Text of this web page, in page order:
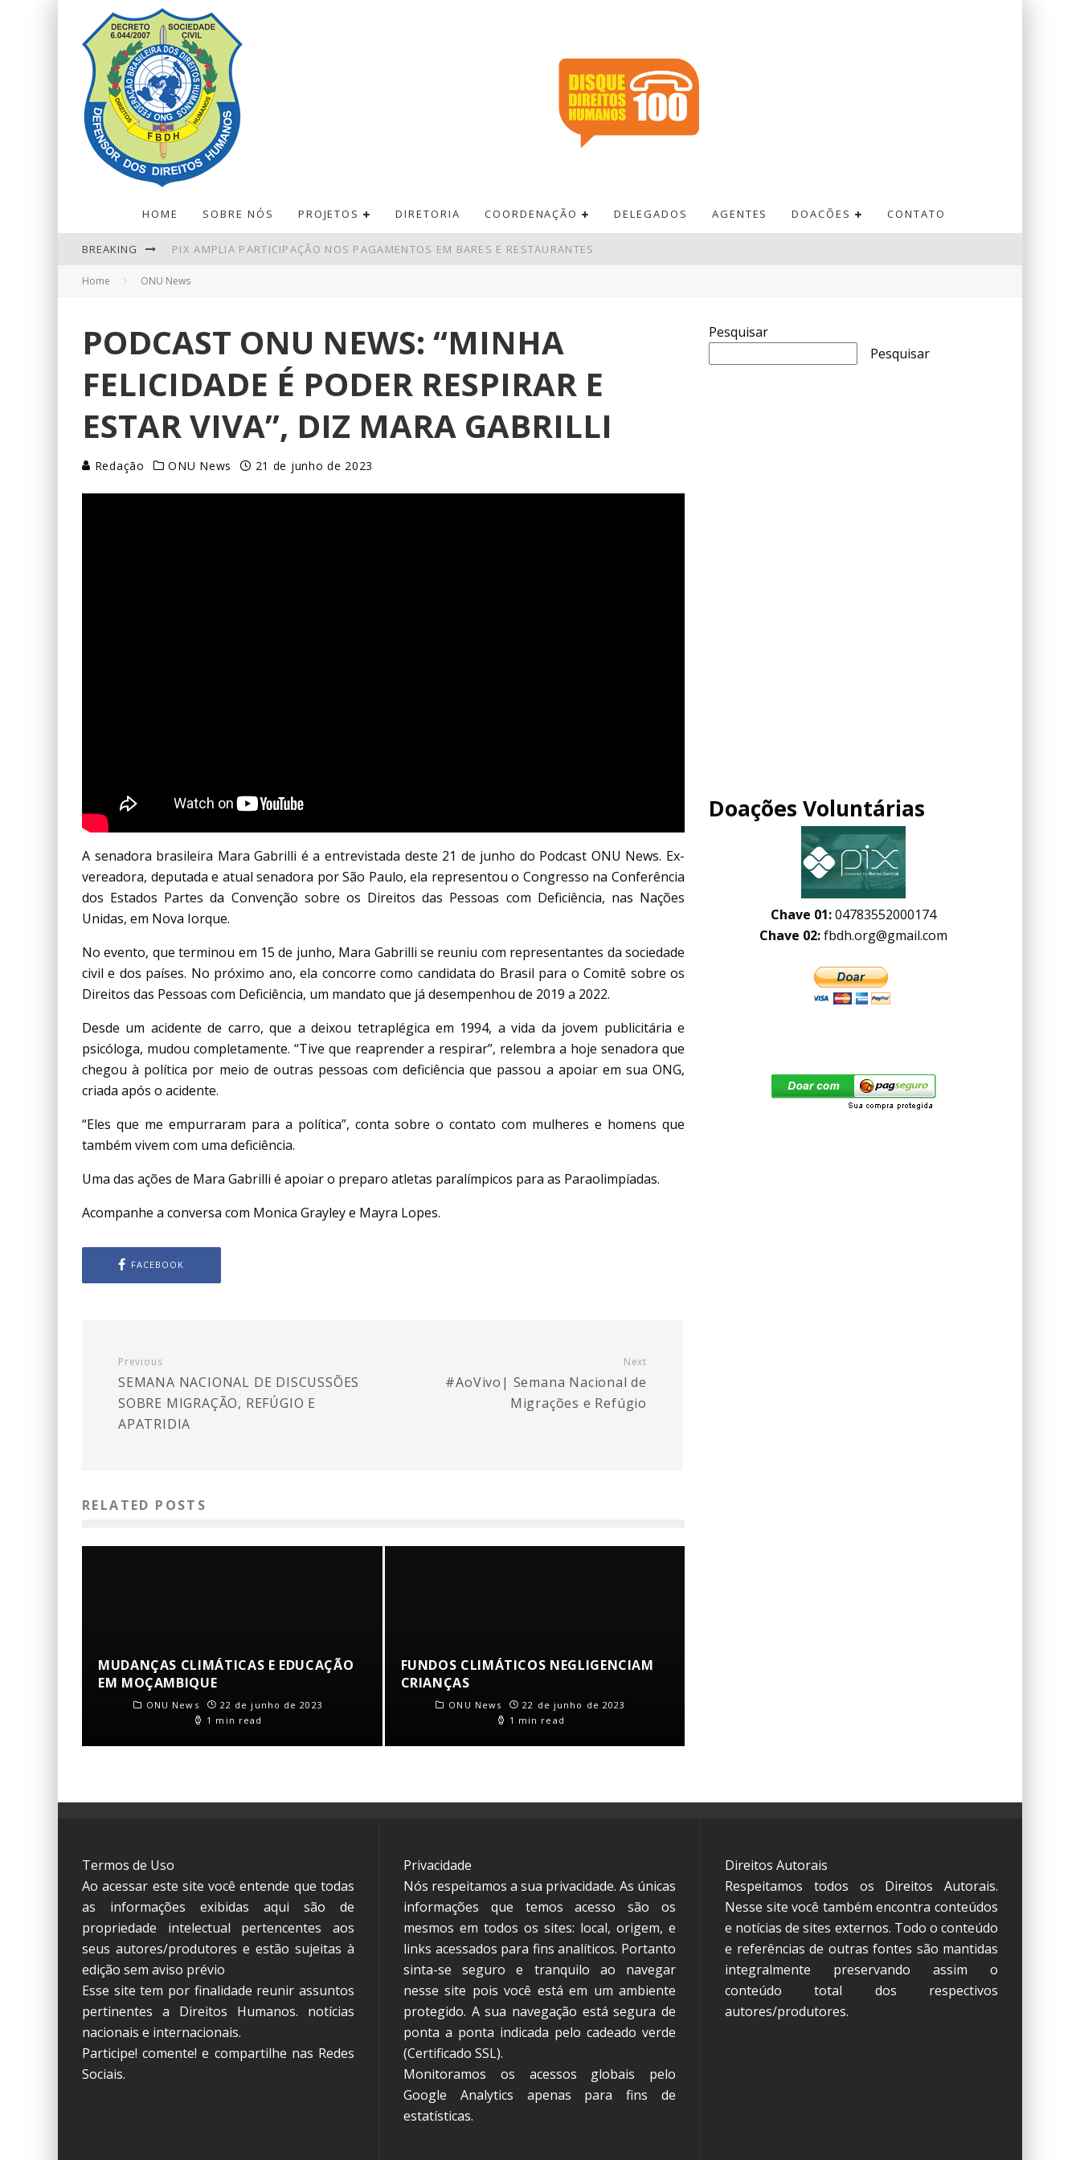
HOME SOBRE NÓS PROJETOS DIRETORIA COORDENAÇÃO DELEGADOS AGENTES DOACÕES CONTATO
BREAKING PIX AMPLIA PARTICIPAÇÃO NOS PAGAMENTOS EM BARES E RESTAURANTES
PETROBRAS TEM LUCRO LÍQUIDO DE R$ 52,4 BI NO SEGUNDO TRIMESTRE
NINGUÉM ACERTA MEGA-SENA; PRÊMIO ACUMULA PARA R$ 165 MILHÕES
Home ONU News
PODCAST ONU NEWS: “MINHA
FELICIDADE É PODER RESPIRAR E
ESTAR VIVA”, DIZ MARA GABRILLI
Redação ONU News 21 de junho de 2023
A senadora brasileira Mara Gabrilli é a entrevistada deste 21 de junho do Podcast ONU News. Ex-
vereadora, deputada e atual senadora por São Paulo, ela representou o Congresso na Conferência
dos Estados Partes da Convenção sobre os Direitos das Pessoas com Deficiência, nas Nações
Unidas, em Nova Iorque.
No evento, que terminou em 15 de junho, Mara Gabrilli se reuniu com representantes da sociedade
civil e dos países. No próximo ano, ela concorre como candidata do Brasil para o Comitê sobre os
Direitos das Pessoas com Deficiência, um mandato que já desempenhou de 2019 a 2022.
Desde um acidente de carro, que a deixou tetraplégica em 1994, a vida da jovem publicitária e
psicóloga, mudou completamente. “Tive que reaprender a respirar”, relembra a hoje senadora que
chegou à política por meio de outras pessoas com deficiência que passou a apoiar em sua ONG,
criada após o acidente.
“Eles que me empurraram para a política”, conta sobre o contato com mulheres e homens que
também vivem com uma deficiência.
Uma das ações de Mara Gabrilli é apoiar o preparo atletas paralímpicos para as Paraolimpíadas.
Acompanhe a conversa com Monica Grayley e Mayra Lopes.
FACEBOOK
Previous
SEMANA NACIONAL DE DISCUSSÕES
SOBRE MIGRAÇÃO, REFÚGIO E
APATRIDIA
Next
#AoVivo| Semana Nacional de
Migrações e Refúgio
RELATED POSTS
MUDANÇAS CLIMÁTICAS E EDUCAÇÃO
EM MOÇAMBIQUE
ONU News
22 de junho de 2023
1 min read
FUNDOS CLIMÁTICOS NEGLIGENCIAM
CRIANÇAS
ONU News
22 de junho de 2023
1 min read
Pesquisar
Pesquisar
Doações Voluntárias
Chave 01:04783552000174
Chave 02:fbdh.org@gmail.com
Termos de Uso
Ao acessar este site você entende que todas
as informações exibidas aqui são de
propriedade intelectual pertencentes aos
seus autores/produtores e estão sujeitas à
edição sem aviso prévio
Esse site tem por finalidade reunir assuntos
pertinentes a Direitos Humanos. notícias
nacionais e internacionais.
Participe! comente! e compartilhe nas Redes
Sociais.
Privacidade
Nós respeitamos a sua privacidade. As únicas
informações que temos acesso são os
mesmos em todos os sites: local, origem, e
links acessados para fins analíticos. Portanto
sinta-se seguro e tranquilo ao navegar
nesse site pois você está em um ambiente
protegido. A sua navegação está segura de
ponta a ponta indicada pelo cadeado verde
(Certificado SSL).
Monitoramos os acessos globais pelo
Google Analytics apenas para fins de
estatísticas.
Direitos Autorais
Respeitamos todos os Direitos Autorais.
Nesse site você também encontra conteúdos
e notícias de sites externos. Todo o conteúdo
e referências de outras fontes são mantidas
integralmente preservando assim o
conteúdo total dos respectivos
autores/produtores.